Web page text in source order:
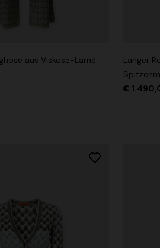
aus Viskose-Lamé
Langer
€